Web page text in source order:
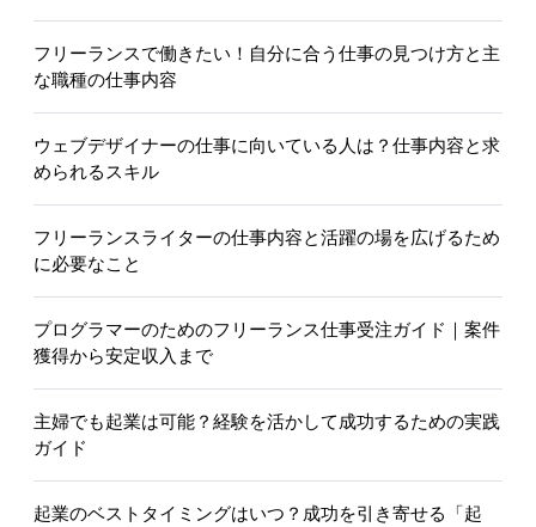
フリーランスで働きたい！自分に合う仕事の見つけ方と主
な職種の仕事内容
ウェブデザイナーの仕事に向いている人は？仕事内容と求
められるスキル
フリーランスライターの仕事内容と活躍の場を広げるため
に必要なこと
プログラマーのためのフリーランス仕事受注ガイド｜案件
獲得から安定収入まで
主婦でも起業は可能？経験を活かして成功するための実践
ガイド
起業のベストタイミングはいつ？成功を引き寄せる「起